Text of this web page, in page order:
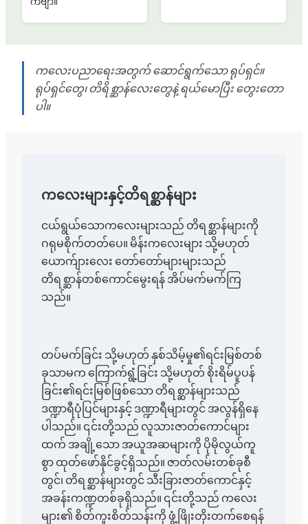
ကလေးပညာရေးအတွက် ဆောင်ရွက်သော ရုပ်ရှင်။
ရုပ်ရှင်တွေ၊ တိရိစ္ဆာန်လေးတွေနဲ့ ရယ်မောပြီး တွေးတော
ပါ။
ကလေးများနှင့်တိရစ္ဆာန်များ
ငယ်ရွယ်သောကလေးများသည် တိရစ္ဆာန်များကို
ဂရုမစိုက်တတ်ပေ။ မိန်းကလေးများ သို့မဟုတ်
ယောက်ျားလေး တော်တော်များများသည်
တိရစ္ဆာန်တစ်ကောင်မွေးရန် အိပ်မက်မက်ကြ
သည်။
တပ်မက်ခြင်း သို့မဟုတ် နှစ်သိမ့်မှု၏ရင်းမြစ်တစ်
ခုသာမက ကြောက်ရွံ့ခြင်း သို့မဟုတ် စိုးရိမ်ပူပန်
ခြင်း၏ရင်းမြစ်ဖြစ်သော တိရစ္ဆာန်များသည်
ဒဏ္ဍာရီပုံပြင်များနှင့် ဒဏ္ဍာရီများတွင် အလွန်ရှိနေ
ပါသည်။ ၎င်းတို့သည် လူသားဇာတ်ကောင်များ
ထက် အချို့သော အယူအဆများကို ပိုမိုလွယ်ကူ
စွာ ထုတ်ဖော်နိုင်ခွင့်ရှိသည်။ ဇာတ်လမ်းတစ်ခုစီ
တွင်၊ တိရစ္ဆာန်များတွင် သီးခြားဇာတ်ကောင်နှင့်
အခန်းကဏ္ဍတစ်ခုရှိသည်။ ၎င်းတို့သည် ကလေး
များ၏ စိတ်ကူးစိတ်သန်းကို ဖွံ့ဖြိုးတိုးတက်စေရန်